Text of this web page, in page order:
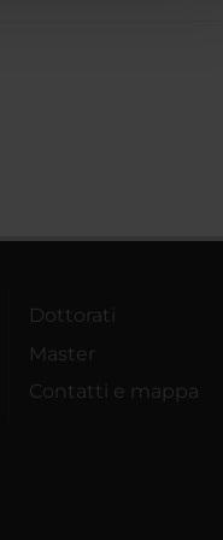
Dottorati
Master
Contatti e mappa